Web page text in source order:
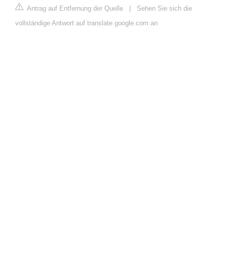
Antrag auf Entfernung der Quelle | Sehen Sie sich die
vollständige Antwort auf translate.google.com an